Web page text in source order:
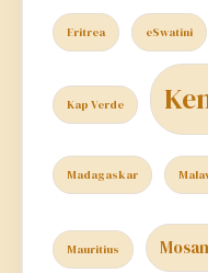
Eritrea eSwatini
Kap Verde
Madagaskar
Mauritius